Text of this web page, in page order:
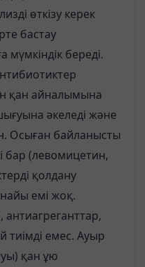
өткізу керек
бастау
береді.
қан айналымына
әкеледі және
Осыған байланысты
бар (левомицетин,
қолдану
емі жоқ.
емес. Ауыр
қан ұю